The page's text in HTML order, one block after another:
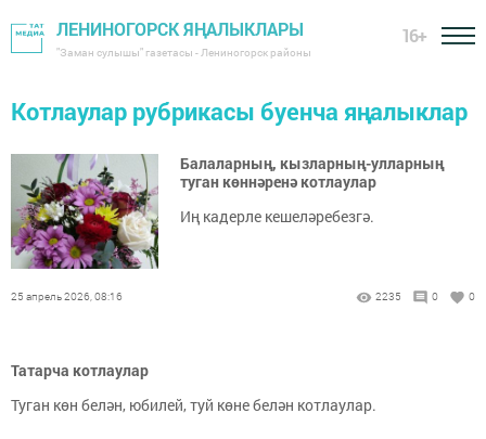
ЛЕНИНОГОРСК ЯҢАЛЫКЛАРЫ
"Заман сулышы" газетасы - Лениногорск районы
16+
Котлаулар рубрикасы буенча яңалыклар
Балаларның, кызларның-улларның
туган көннәренә котлаулар
Иң кадерле кешеләребезгә.
25 апрель 2026, 08:16 2235 0 0
Татарча котлаулар
Туган көн белән, юбилей, туй көне белән котлаулар.